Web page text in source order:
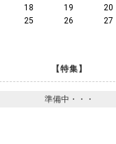
18 19 20
25 26 27
【特集】
準備中・・・